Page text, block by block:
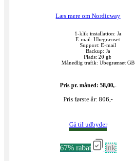
Læs mere om Nordicway
1-klik installation: Ja
E-mail: Ubegrænset
Support: E-mail
Backup: Ja
Plads: 20 gb
Månedlig trafik: Ubegrænset GB
Pris pr. måned: 58,00,-
Pris første år: 806,-
Gå til udbyder
67% rabat ink